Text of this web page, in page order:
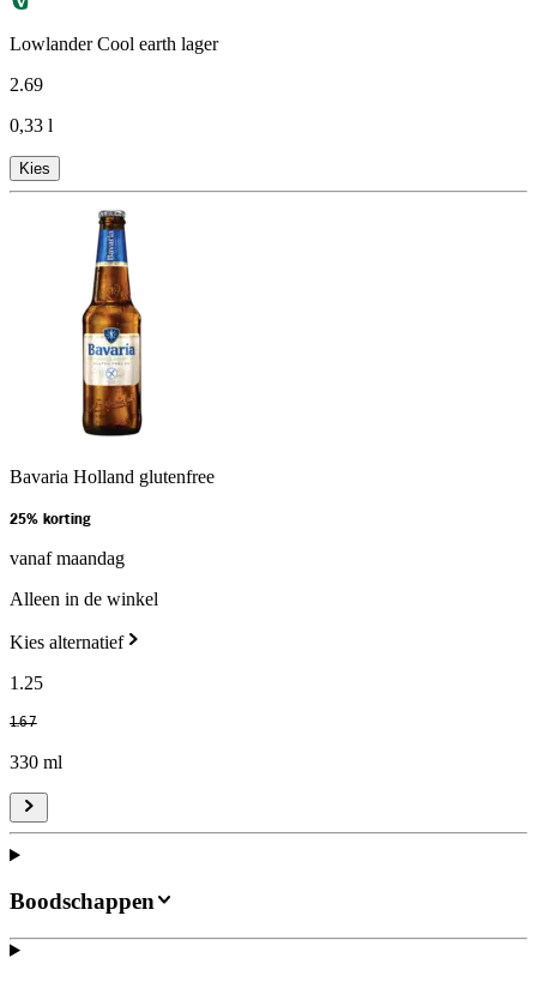
Lowlander Cool earth lager
2.69
0,33 l
Kies
Bavaria Holland glutenfree
25% korting
vanaf maandag
Alleen in de winkel
Kies alternatief
1.25
1.67
330 ml
Boodschappen